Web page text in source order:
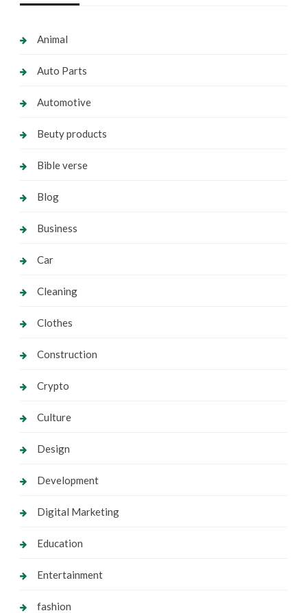
Animal
Auto Parts
Automotive
Beuty products
Bible verse
Blog
Business
Car
Cleaning
Clothes
Construction
Crypto
Culture
Design
Development
Digital Marketing
Education
Entertainment
fashion